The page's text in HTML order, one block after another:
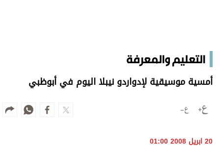
التعليم والمعرفة
أمسية موسيقية لإدواردو نيبلا اليوم في أبوظبي
20 ابريل 2008 01:00